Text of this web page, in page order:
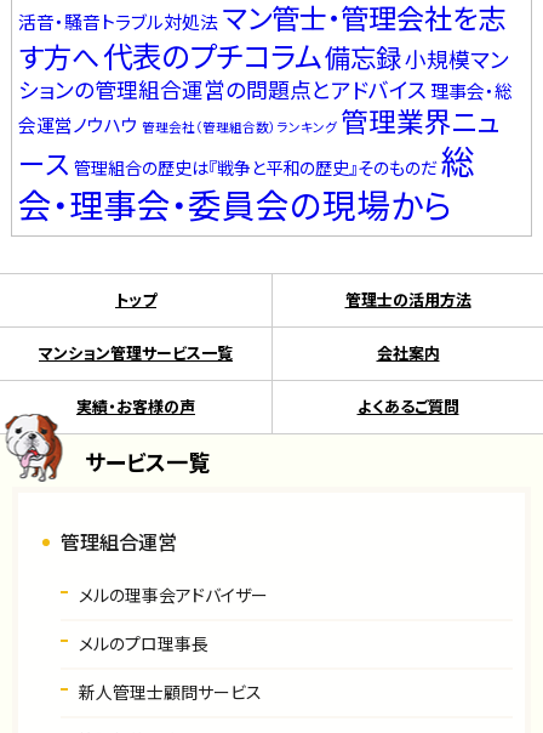
活音・騒音トラブル対処法 マン管士・管理会社を志
す方へ代表のプチコラム備忘録小規模マン
ションの管理組合運営の問題点とアドバイス 理事会・総
会運営ノウハウ 管理会社（管理組合数）ランキング 管理業界ニュ
ース 管理組合の歴史は『戦争と平和の歴史』そのものだ総
会・理事会・委員会の現場から
トップ 管理士の活用方法
マンション管理サービス一覧 会社案内
実績・お客様の声 よくあるご質問
サービス一覧
管理組合運営
メルの理事会アドバイザー
メルのプロ理事長
新人管理士顧問サービス